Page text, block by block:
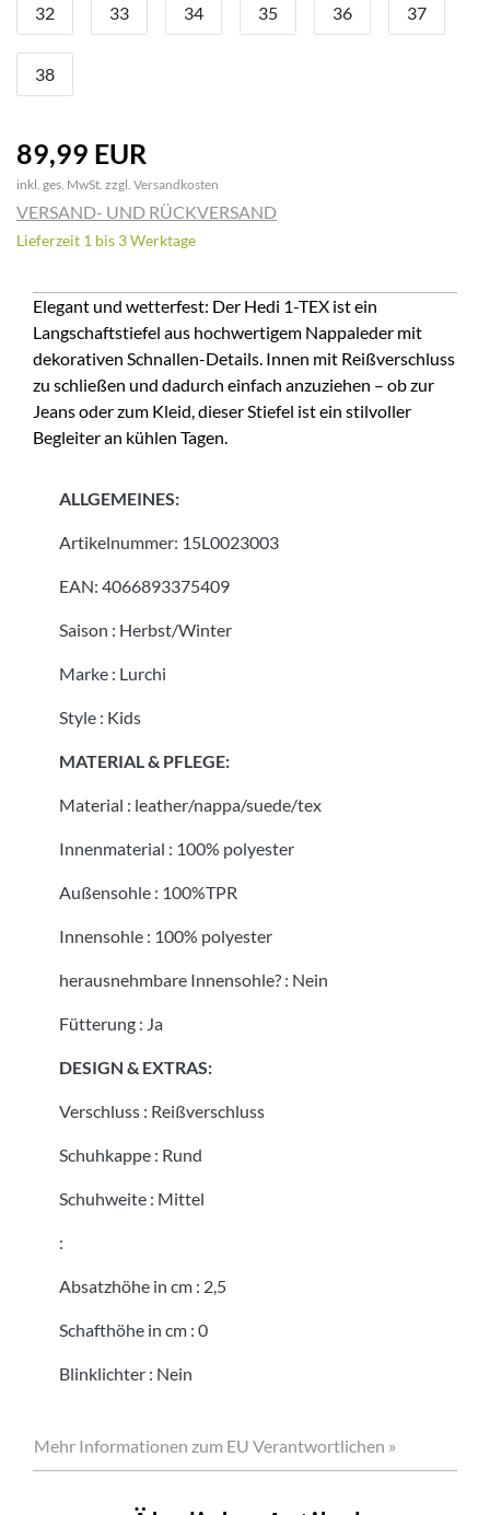
32 33 34 35 36 37
38
89,99 EUR
inkl. ges. MwSt. zzgl. Versandkosten
VERSAND- UND RÜCKVERSAND
Lieferzeit 1 bis 3 Werktage
Elegant und wetterfest: Der Hedi 1-TEX ist ein
Langschaftstiefel aus hochwertigem Nappaleder mit
dekorativen Schnallen-Details. Innen mit Reißverschluss
zu schließen und dadurch einfach anzuziehen – ob zur
Jeans oder zum Kleid, dieser Stiefel ist ein stilvoller
Begleiter an kühlen Tagen.
ALLGEMEINES:
Artikelnummer: 15L0023003
EAN: 4066893375409
Saison : Herbst/Winter
Marke : Lurchi
Style : Kids
MATERIAL & PFLEGE:
Material : leather/nappa/suede/tex
Innenmaterial : 100% polyester
Außensohle : 100%TPR
Innensohle : 100% polyester
herausnehmbare Innensohle? : Nein
Fütterung : Ja
DESIGN & EXTRAS:
Verschluss : Reißverschluss
Schuhkappe : Rund
Schuhweite : Mittel
:
Absatzhöhe in cm : 2,5
Schafthöhe in cm : 0
Blinklichter : Nein
Mehr Informationen zum EU Verantwortlichen »